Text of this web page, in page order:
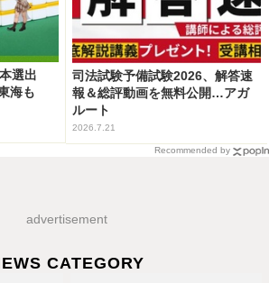
選出
海も
司法試験予備試験2026、解答速
報＆総評動画を無料公開…アガ
ルート
2026.7.21
Recommended by
advertisement
CATEGORY